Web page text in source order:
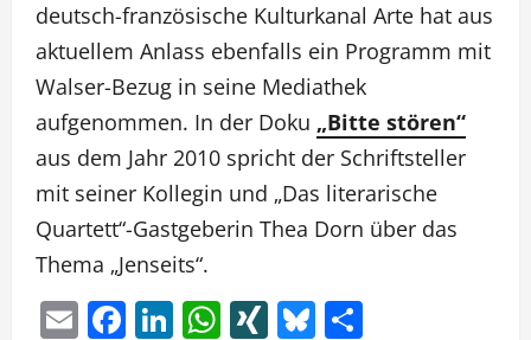
deutsch-französische Kulturkanal Arte hat aus
aktuellem Anlass ebenfalls ein Programm mit
Walser-Bezug in seine Mediathek
aufgenommen. In der Doku „Bitte stören“
aus dem Jahr 2010 spricht der Schriftsteller
mit seiner Kollegin und „Das literarische
Quartett“-Gastgeberin Thea Dorn über das
Thema „Jenseits“.
EmailFacebook
LinkedIn
WhatsApp
XINGBluesky